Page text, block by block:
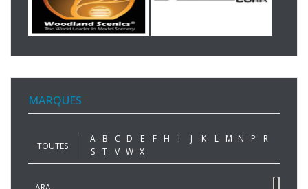
MARQUES
TOUTES
A B C D E F H I J K L M N P
R
S
T V W X